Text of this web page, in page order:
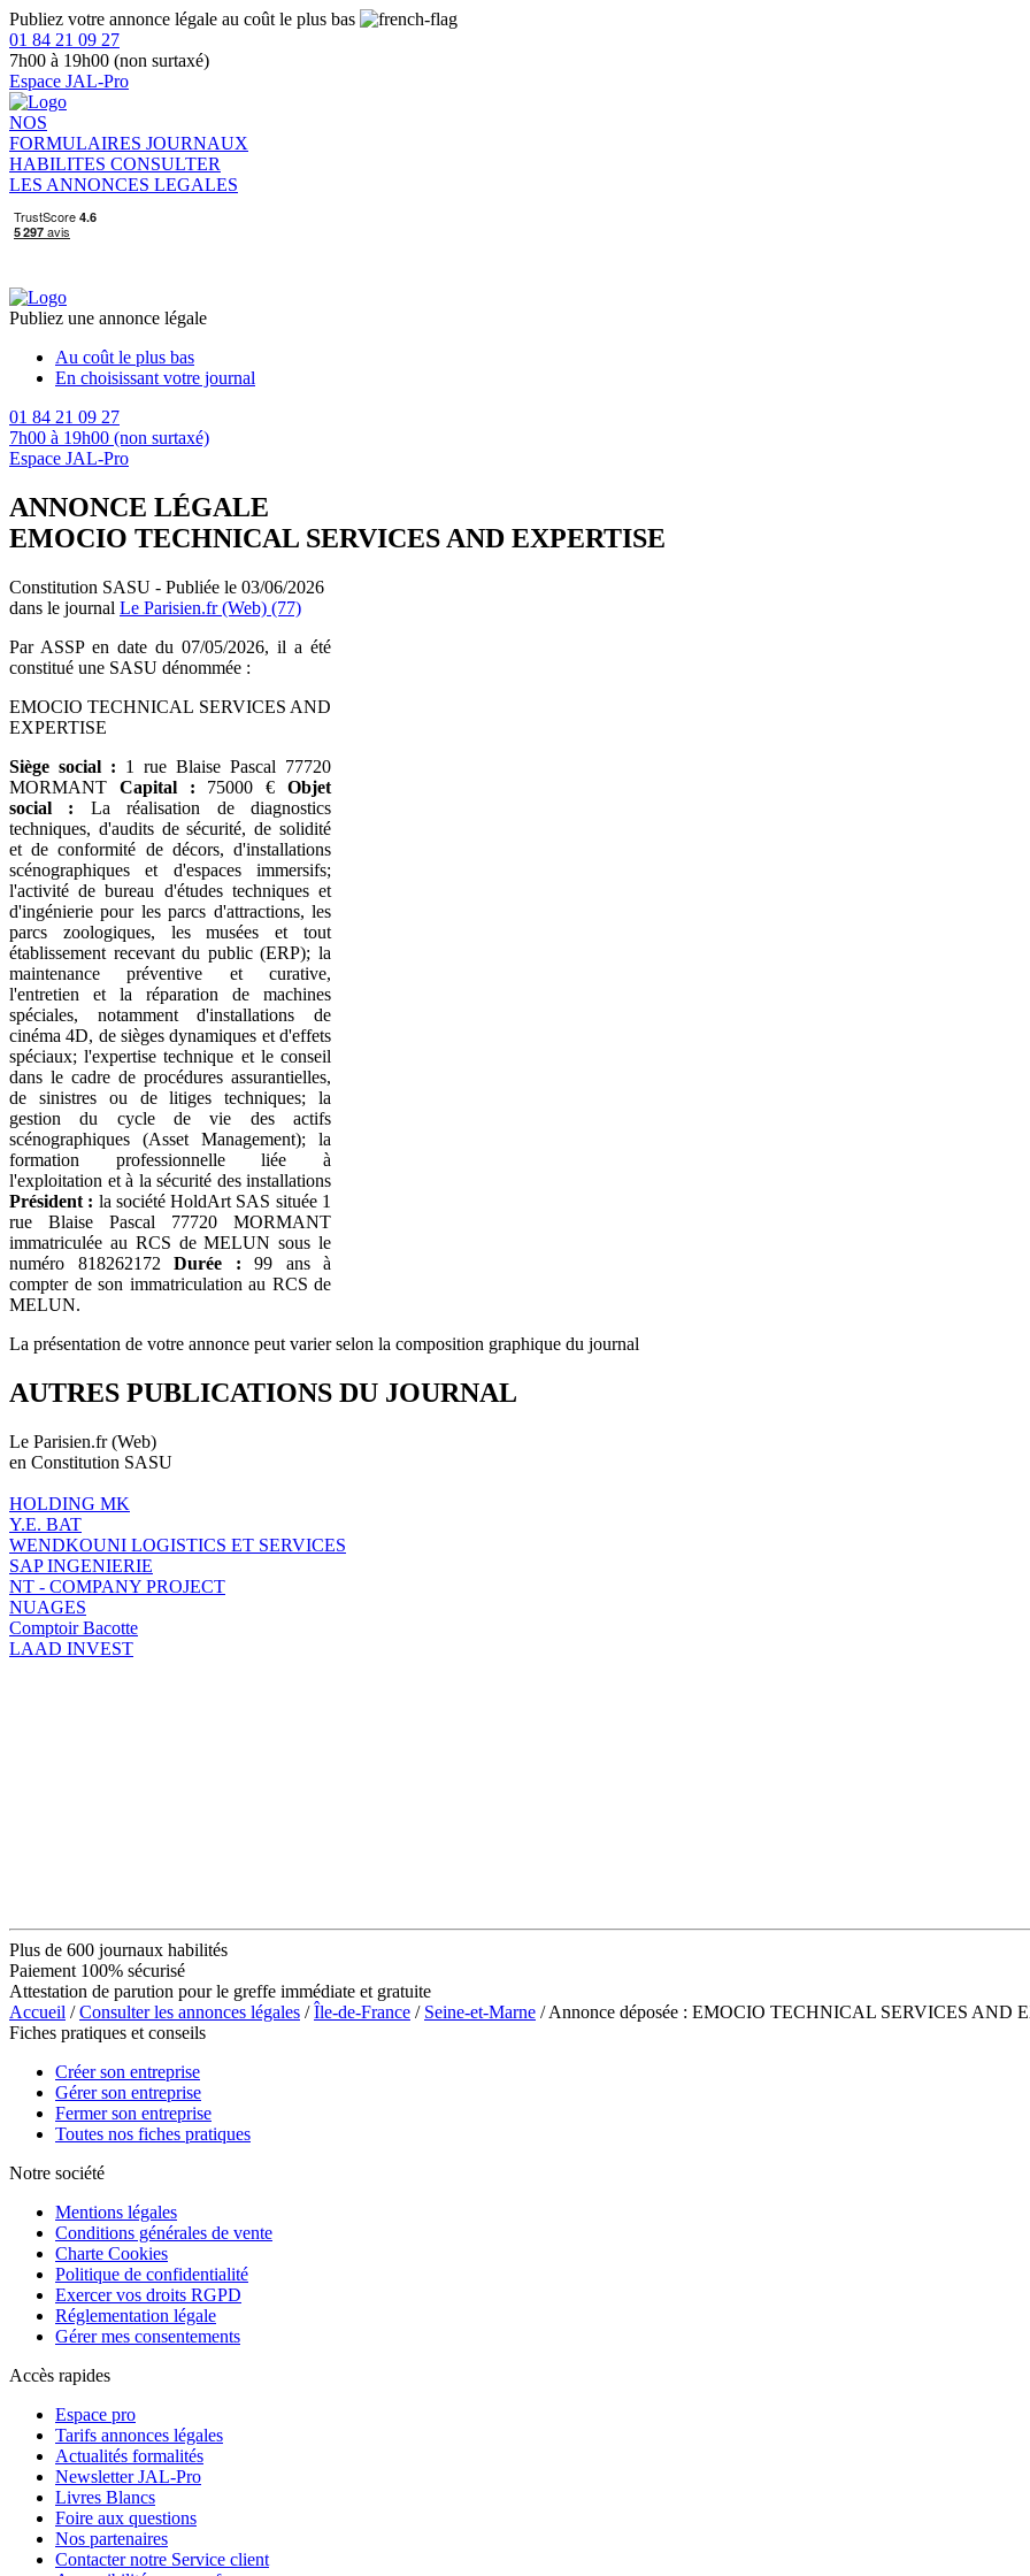
Publiez votre annonce légale au coût le plus bas
01 84 21 09 27
7h00 à 19h00 (non surtaxé)
Espace JAL-Pro
NOS
FORMULAIRES JOURNAUX
HABILITES CONSULTER
LES ANNONCES LEGALES
Publiez une annonce légale
Au coût le plus bas
En choisissant votre journal
01 84 21 09 27
7h00 à 19h00 (non surtaxé)
Espace JAL-Pro
ANNONCE LÉGALE
EMOCIO TECHNICAL SERVICES AND EXPERTISE
Constitution SASU - Publiée le 03/06/2026
dans le journal Le Parisien.fr (Web) (77)
Par ASSP en date du 07/05/2026, il a été
constitué une SASU dénommée :
EMOCIO TECHNICAL SERVICES AND
EXPERTISE
Siège social : 1 rue Blaise Pascal 77720
MORMANT Capital : 75000 €Objet
social : La réalisation de diagnostics
techniques, d'audits de sécurité, de solidité
et de conformité de décors, d'installations
scénographiques et d'espaces immersifs;
l'activité de bureau d'études techniques et
d'ingénierie pour les parcs d'attractions, les
parcs zoologiques, les musées et tout
établissement recevant du public (ERP); la
maintenance préventive et curative,
l'entretien et la réparation de machines
spéciales, notamment d'installations de
cinéma 4D, de sièges dynamiques et d'effets
spéciaux; l'expertise technique et le conseil
dans le cadre de procédures assurantielles,
de sinistres ou de litiges techniques; la
gestion du cycle de vie des actifs
scénographiques (Asset Management); la
formation professionnelle liée à
l'exploitation et à la sécurité des installations
Président : la société HoldArt SAS située 1
rue Blaise Pascal 77720 MORMANT
immatriculée au RCS de MELUN sous le
numéro 818262172 Durée : 99 ans à
compter de son immatriculation au RCS de
MELUN.
La présentation de votre annonce peut varier selon la composition graphique du journal
AUTRES PUBLICATIONS DU JOURNAL
Le Parisien.fr (Web)
en Constitution SASU
HOLDING MK
Y.E. BAT
WENDKOUNI LOGISTICS ET SERVICES
SAP INGENIERIE
NT - COMPANY PROJECT
NUAGES
Comptoir Bacotte
LAAD INVEST
Plus de 600 journaux habilités
Paiement 100% sécurisé
Attestation de parution pour le greffe immédiate et gratuite
Accueil /Consulter les annonces légales /Île-de-France / Seine-et-Marne / Annonce déposée : EMOCIO TECHNICAL SERVICES AND
Fiches pratiques et conseils
Créer son entreprise
Gérer son entreprise
Fermer son entreprise
Toutes nos fiches pratiques
Notre société
Mentions légales
Conditions générales de vente
Charte Cookies
Politique de confidentialité
Exercer vos droits RGPD
Réglementation légale
Gérer mes consentements
Accès rapides
Espace pro
Tarifs annonces légales
Actualités formalités
Newsletter JAL-Pro
Livres Blancs
Foire aux questions
Nos partenaires
Contacter notre Service client